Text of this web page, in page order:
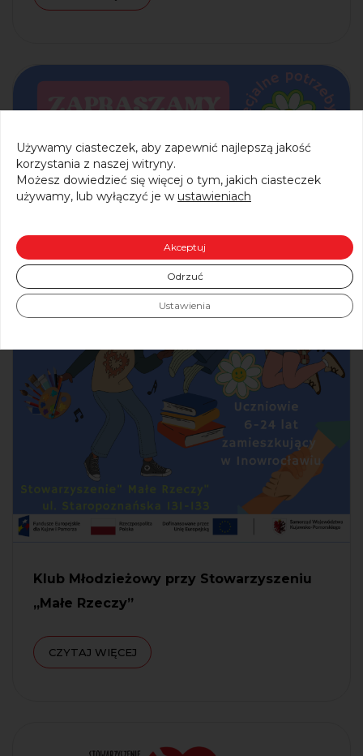
Klub Młodzieżowy przy Stowarzyszeniu
„Małe Rzeczy”
CZYTAJ WIĘCEJ
Używamy ciasteczek, aby zapewnić najlepszą jakość
korzystania z naszej witryny.
Możesz dowiedzieć się więcej o tym, jakich ciasteczek
używamy, lub wyłączyć je w ustawieniach
Akceptuj
Odrzuć
Ustawienia